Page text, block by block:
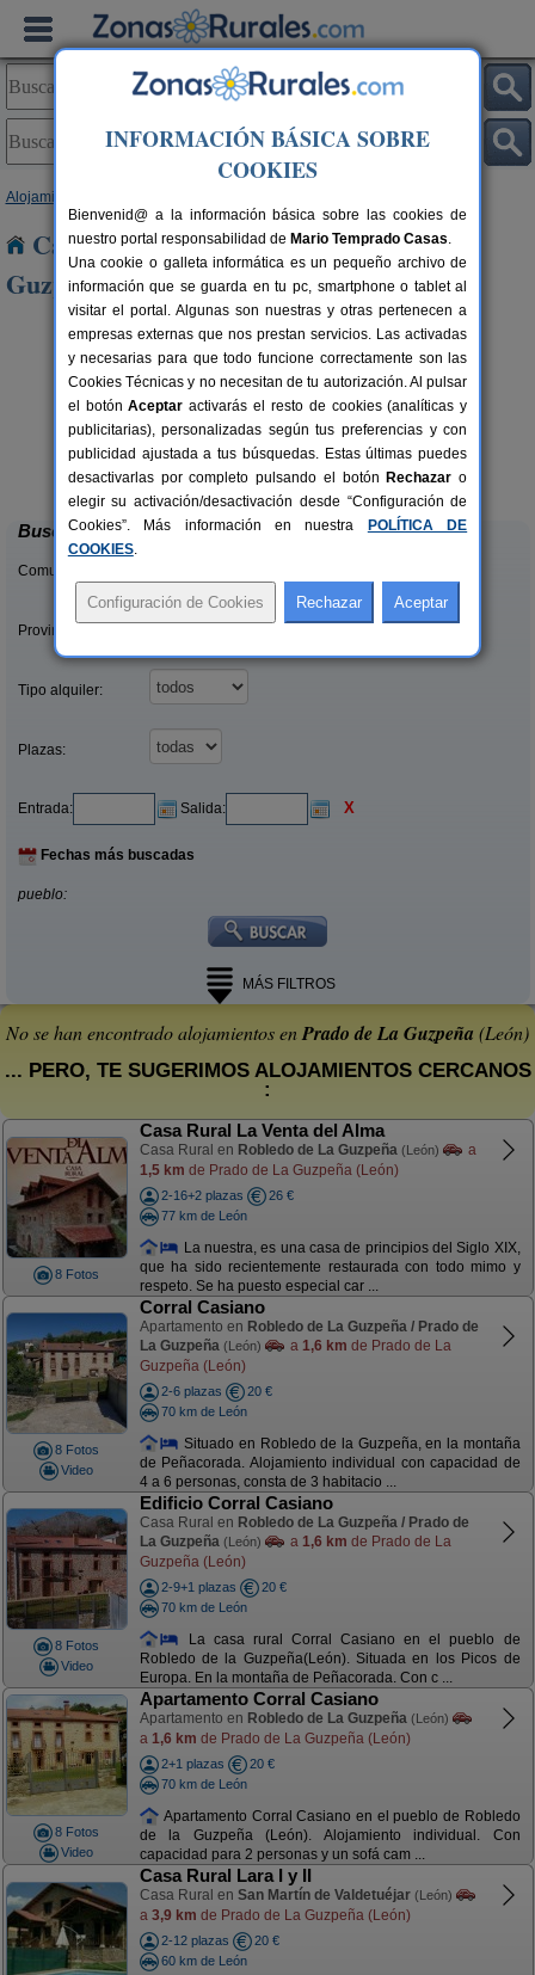
Alojamientos
Casas Rurales cerca de Prado de La
Guzpeña
8+1 pers.
desde27 €
Complejo Rural Aguas Frías
La Omañuela (León)
Buscar
Comunidades:
Provincias/Islas:
Tipo alquiler:
Plazas:
Entrada: Salida: X
Fechas más buscadas
pueblo:
MÁS FILTROS
No se han encontrado alojamientos enPrado de La Guzpeña (León)
... PERO, TE SUGERIMOS ALOJAMIENTOS CERCANOS
:
8 Fotos
Casa Rural La Venta del Alma
Casa Rural en Robledo de La Guzpeña (León)
a
1,5 km de Prado de La Guzpeña (León)
2-16+2 plazas
26 €
77 km de León
La nuestra, es una casa de principios del Siglo XIX,
que ha sido recientemente restaurada con todo mimo y
respeto. Se ha puesto especial car ...
8 Fotos
Video
Corral Casiano
Apartamento en Robledo de La Guzpeña / Prado de
La Guzpeña (León) a 1,6 km de Prado de La
Guzpeña (León)
2-6 plazas
20 €
70 km de León
Situado en Robledo de la Guzpeña, en la montaña
de Peñacorada. Alojamiento individual con capacidad de
4 a 6 personas, consta de 3 habitacio ...
8 Fotos
Video
Edificio Corral Casiano
Casa Rural en Robledo de La Guzpeña / Prado de
La Guzpeña (León) a 1,6 km de Prado de La
Guzpeña (León)
2-9+1 plazas
20 €
70 km de León
La casa rural Corral Casiano en el pueblo de
Robledo de la Guzpeña(León). Situada en los Picos de
Europa. En la montaña de Peñacorada. Con c ...
8 Fotos
Video
Apartamento Corral Casiano
Apartamento en Robledo de La Guzpeña (León)
a 1,6 km de Prado de La Guzpeña (León)
2+1 plazas
20 €
70 km de León
Apartamento Corral Casiano en el pueblo de Robledo
de la Guzpeña (León). Alojamiento individual. Con
capacidad para 2 personas y un sofá cam ...
Casa Rural Lara I y II
Casa Rural en San Martín de Valdetuéjar (León)
a 3,9 km de Prado de La Guzpeña (León)
2-12 plazas
20 €
60 km de León
INFORMACIÓN BÁSICA SOBRE
COOKIES
Bienvenid@ a la información básica sobre las cookies de
nuestro portal responsabilidad de Mario Temprado Casas.
Una cookie o galleta informática es un pequeño archivo de
información que se guarda en tu pc, smartphone o tablet al
visitar el portal. Algunas son nuestras y otras pertenecen a
empresas externas que nos prestan servicios. Las activadas
y necesarias para que todo funcione correctamente son las
Cookies Técnicas y no necesitan de tu autorización. Al pulsar
el botónAceptar activarás el resto de cookies (analíticas y
publicitarias), personalizadas según tus preferencias y con
publicidad ajustada a tus búsquedas. Estas últimas puedes
desactivarlas por completo pulsando el botón Rechazar o
elegir su activación/desactivación desde “Configuración de
Cookies”. Más información en nuestra
POLÍTICA DE
COOKIES.